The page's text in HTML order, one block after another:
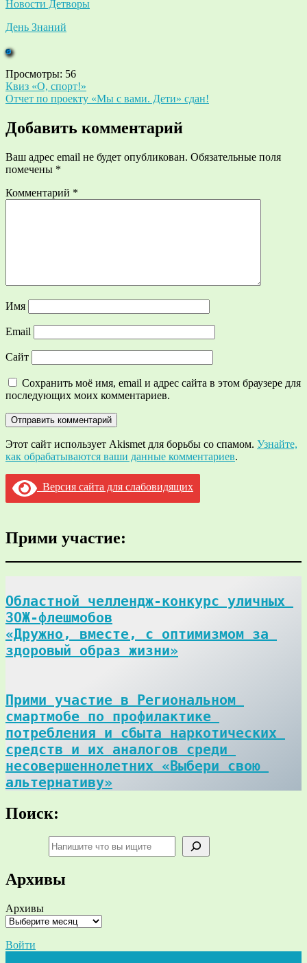
Новости Детворы
День Знаний
Просмотры: 56
Навигация
по
записям
Квиз «О, спорт!»
Отчет по проекту «Мы с вами. Дети» сдан!
Добавить комментарий
Ваш адрес email не будет опубликован. Обязательные поля
помечены *
Комментарий *
Имя
Email
Сайт
Сохранить моё имя, email и адрес сайта в этом браузере для
последующих моих комментариев.
Этот сайт использует Akismet для борьбы со спамом. Узнайте,
как обрабатываются ваши данные комментариев.
Версия сайта для слабовидящих
Прими участие:
Областной челлендж-конкурс уличных
ЗОЖ-флешмобов
«Дружно, вместе, с оптимизмом за
здоровый образ жизни»
Прими участие в Региональном
смартмобе по профилактике
потребления и сбыта наркотических
средств и их аналогов среди
несовершеннолетних «Выбери свою
альтернативу»
Поиск:
Архивы
Архивы
Войти